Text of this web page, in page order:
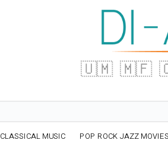
🇺🇲 🇲🇫
CLASSICAL MUSIC POP ROCK JAZZ MOVIES